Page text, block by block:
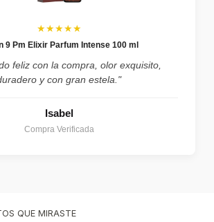
★★★★★
9 Pm Elixir Parfum Intense 100 ml
feliz con la compra, olor exquisito,
y con gran estela."
Isabel
Compra Verificada
QUE MIRASTE